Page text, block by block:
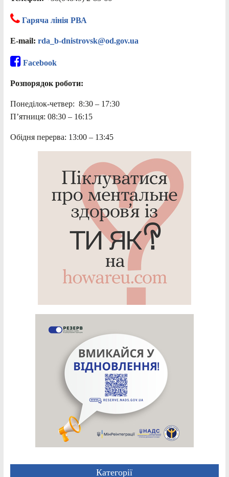
Гаряча лінія РВА
E-mail: rda_b-dnistrovsk@od.gov.ua
Facebook
Розпорядок роботи:
Понеділок-четвер: 8:30 – 17:30
П’ятниця: 08:30 – 16:15
Обідня перерва: 13:00 – 13:45
Категорії